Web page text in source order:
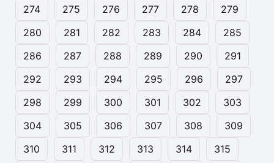
274
275 276 277 278
279
280
281 282 283 284
285
286
287 288 289 290
291
292
293 294 295 296
297
298
299 300 301 302
303
304
305 306 307 308
309
310
311 312 313 314
315